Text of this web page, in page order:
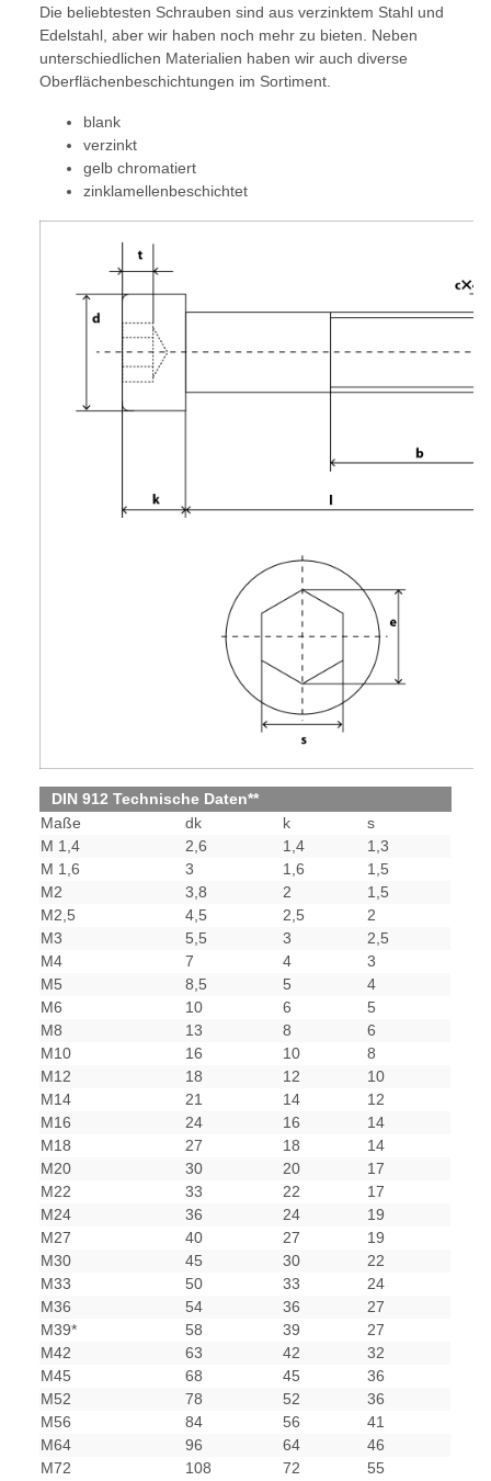
Die beliebtesten Schrauben sind aus verzinktem Stahl und
Edelstahl, aber wir haben noch mehr zu bieten. Neben
unterschiedlichen Materialien haben wir auch diverse
Oberflächenbeschichtungen im Sortiment.
blank
verzinkt
gelb chromatiert
zinklamellenbeschichtet
DIN 912 Technische Daten**
Maße
dk k
s
M 1,4
2,6 1,4
1,3
M 1,6
3 1,6
1,5
M2
3,8 2
1,5
M2,5
4,5 2,5
2
M3
5,5 3
2,5
M4
7 4
3
M5
8,5 5
4
M6
10 6
5
M8
13 8
6
M10
16 10
8
M12
18 12
10
M14
21 14
12
M16
24 16
14
M18
27 18
14
M20
30 20
17
M22
33 22
17
M24
36 24
19
M27
40 27
19
M30
45 30
22
M33
50 33
24
M36
54 36
27
M39*
58 39
27
M42
63 42
32
M45
68 45
36
M52
78 52
36
M56
84 56
41
M64
96 64
46
M72
108 72
55